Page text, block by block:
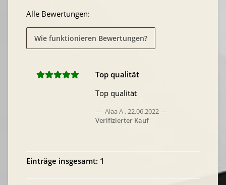
Alle Bewertungen:
Wie funktionieren Bewertungen?
Top qualität
Top qualität
Alaa A, 22.06.2022
Verifizierter Kauf
Einträge insgesamt: 1